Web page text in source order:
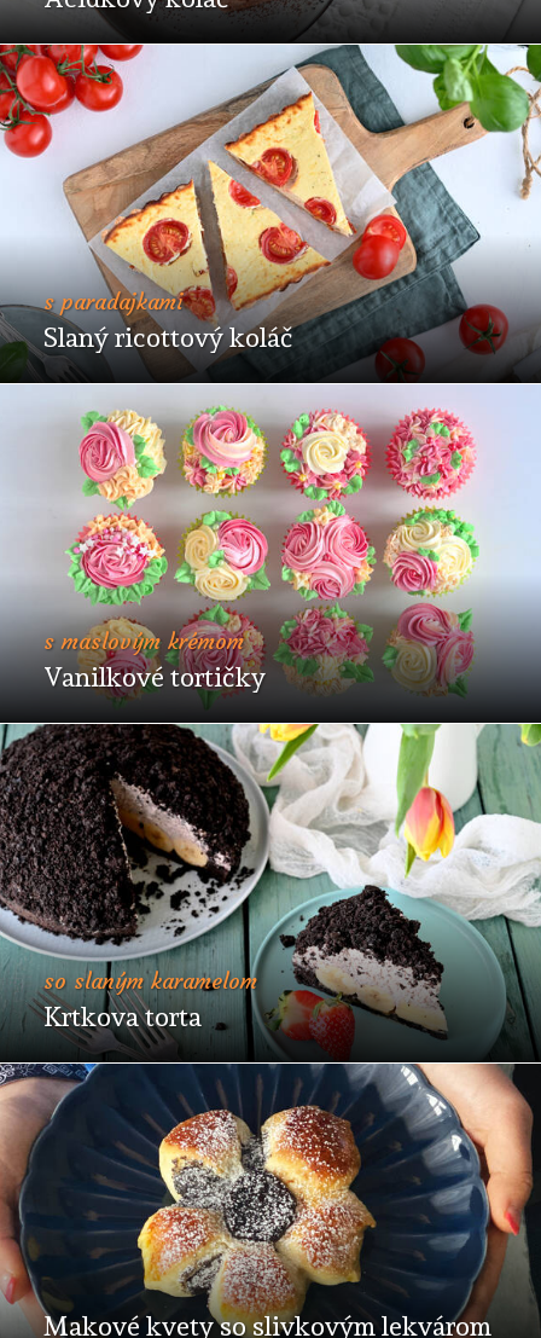
s paradajkami
Slaný ricottový koláč
s maslovým krémom
Vanilkové tortičky
so slaným karamelom
Krtkova torta
Makové kvety so slivkovým lekvárom